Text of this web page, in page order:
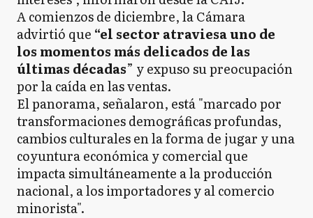
A comienzos de diciembre, la Cámara
advirtió que “el sector atraviesa uno de
los momentos más delicados de las
últimas décadas” y expuso su preocupación
por la caída en las ventas.
El panorama, señalaron, está "marcado por
transformaciones demográficas profundas,
cambios culturales en la forma de jugar y una
coyuntura económica y comercial que
impacta simultáneamente a la producción
nacional, a los importadores y al comercio
minorista".